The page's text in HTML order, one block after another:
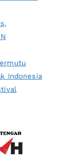
Indonesia